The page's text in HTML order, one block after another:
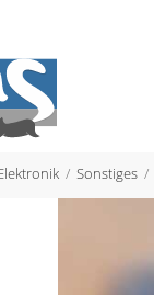
Sonstiges